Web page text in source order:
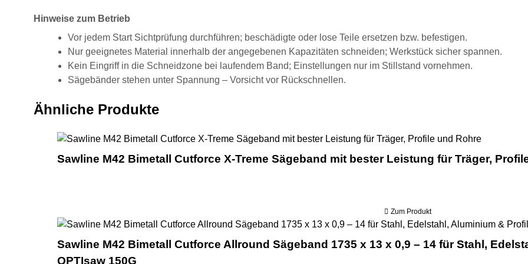
Hinweise zum Betrieb
Vor jedem Start Sichtprüfung durchführen; beschädigte oder lose Teile ersetzen bzw. befestigen.
Nur geeignetes Material innerhalb der angegebenen Kapazitäten schneiden; Werkstück sicher spannen.
Kein Eingriff in die Schneidzone bei laufendem Band; Einstellungen nur im Stillstand vornehmen.
Sägebänder stehen unter Spannung – Vorsicht vor Rückschnellen.
Ähnliche Produkte
Sawline
Sawline M42 Bimetall Cutforce X-Treme Sägeband mit bester Leistung für Träger,
Zum Produkt
Sawline M42 Bimetall Cutforce Allround Sägeband 1735 x 13 x 0,9 – 14 für Stahl,
OPTIsaw 150G